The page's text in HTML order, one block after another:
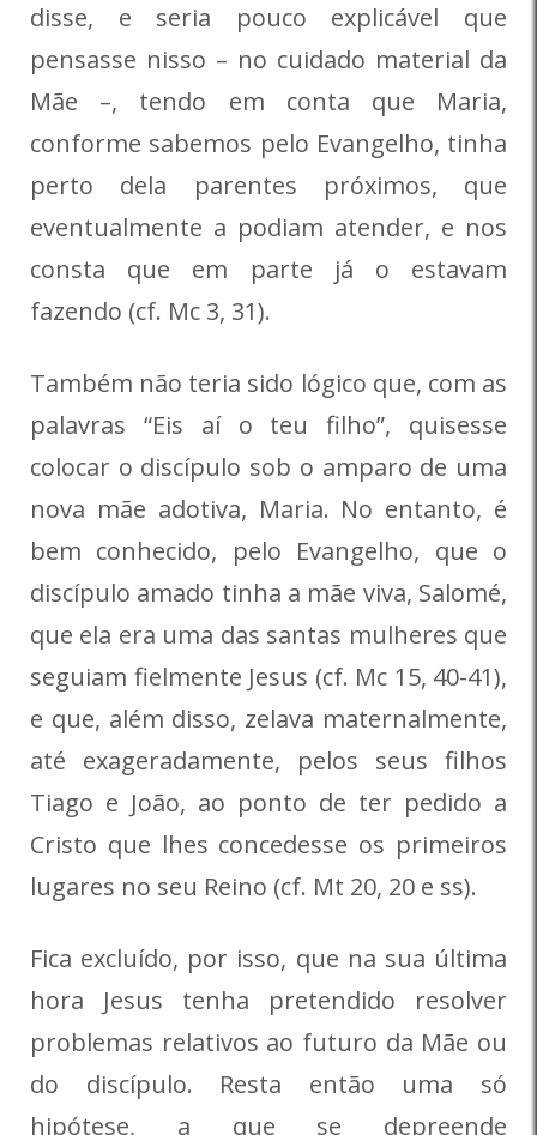
disse, e seria pouco explicável que
pensasse nisso – no cuidado material da
Mãe –, tendo em conta que Maria,
conforme sabemos pelo Evangelho, tinha
perto dela parentes próximos, que
eventualmente a podiam atender, e nos
consta que em parte já o estavam
fazendo (cf. Mc 3, 31).
Também não teria sido lógico que, com as
palavras “Eis aí o teu filho”, quisesse
colocar o discípulo sob o amparo de uma
nova mãe adotiva, Maria. No entanto, é
bem conhecido, pelo Evangelho, que o
discípulo amado tinha a mãe viva, Salomé,
que ela era uma das santas mulheres que
seguiam fielmente Jesus (cf. Mc 15, 40-41),
e que, além disso, zelava maternalmente,
até exageradamente, pelos seus filhos
Tiago e João, ao ponto de ter pedido a
Cristo que lhes concedesse os primeiros
lugares no seu Reino (cf. Mt 20, 20 e ss).
Fica excluído, por isso, que na sua última
hora Jesus tenha pretendido resolver
problemas relativos ao futuro da Mãe ou
do discípulo. Resta então uma só
hipótese, a que se depreende